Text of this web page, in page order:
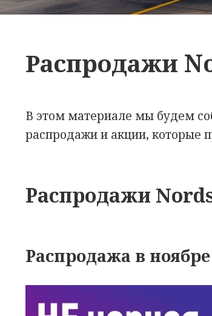
Распродажи
В этом материале мы будем
распродажи и акции, которые
Распродажи
Распродажа в ноябре